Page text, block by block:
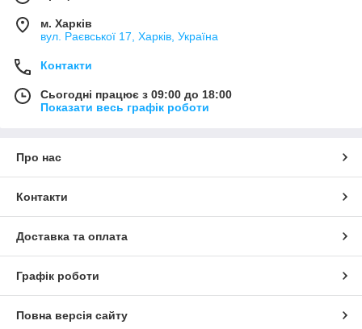
м. Харків
вул. Раєвської 17, Харків, Україна
Контакти
Сьогодні працює з 09:00 до 18:00
Показати весь графік роботи
Про нас
Контакти
Доставка та оплата
Графік роботи
Повна версія сайту